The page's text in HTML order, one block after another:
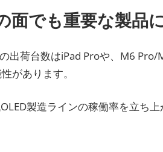
面でも重要な製品
出荷台数はiPad Proや、M6
があります。
製造ラインの稼働率を立ち